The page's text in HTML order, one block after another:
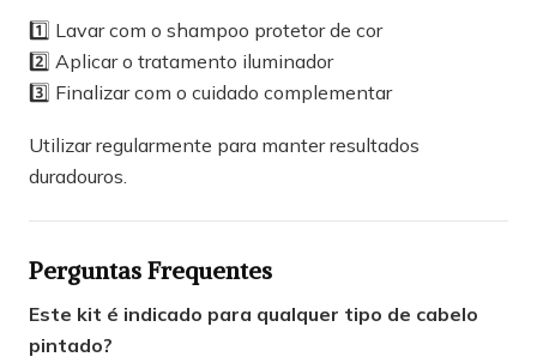
1️⃣ Lavar com o shampoo protetor de cor
2️⃣ Aplicar o tratamento iluminador
3️⃣ Finalizar com o cuidado complementar
Utilizar regularmente para manter resultados
duradouros.
Perguntas Frequentes
Este kit é indicado para qualquer tipo de cabelo
pintado?